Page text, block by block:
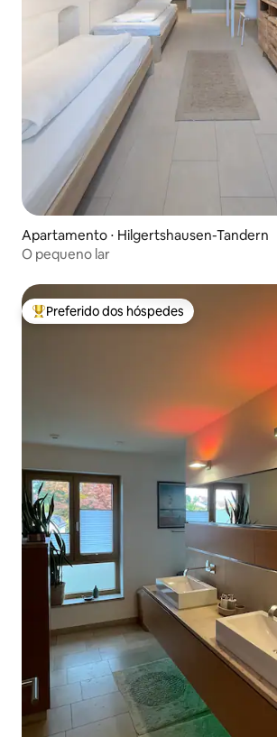
Apartamento ⋅ Hilgertshausen-Tandern
O pequeno lar
Entre os melhores preferidos dos hóspedes
Preferido dos hóspedes